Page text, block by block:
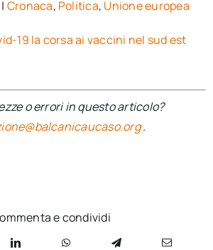
| Cronaca, Politica, Unione europea
19 la corsa ai vaccini nel sud est
o errori in questo articolo?
.
e condividi